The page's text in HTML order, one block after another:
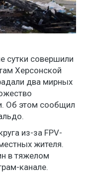
сутки совершили
Херсонской
два мирных
Об этом сообщил
из-за FPV-
жителя.
в тяжелом
канале.